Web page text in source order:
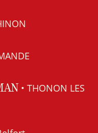
• THONON LES